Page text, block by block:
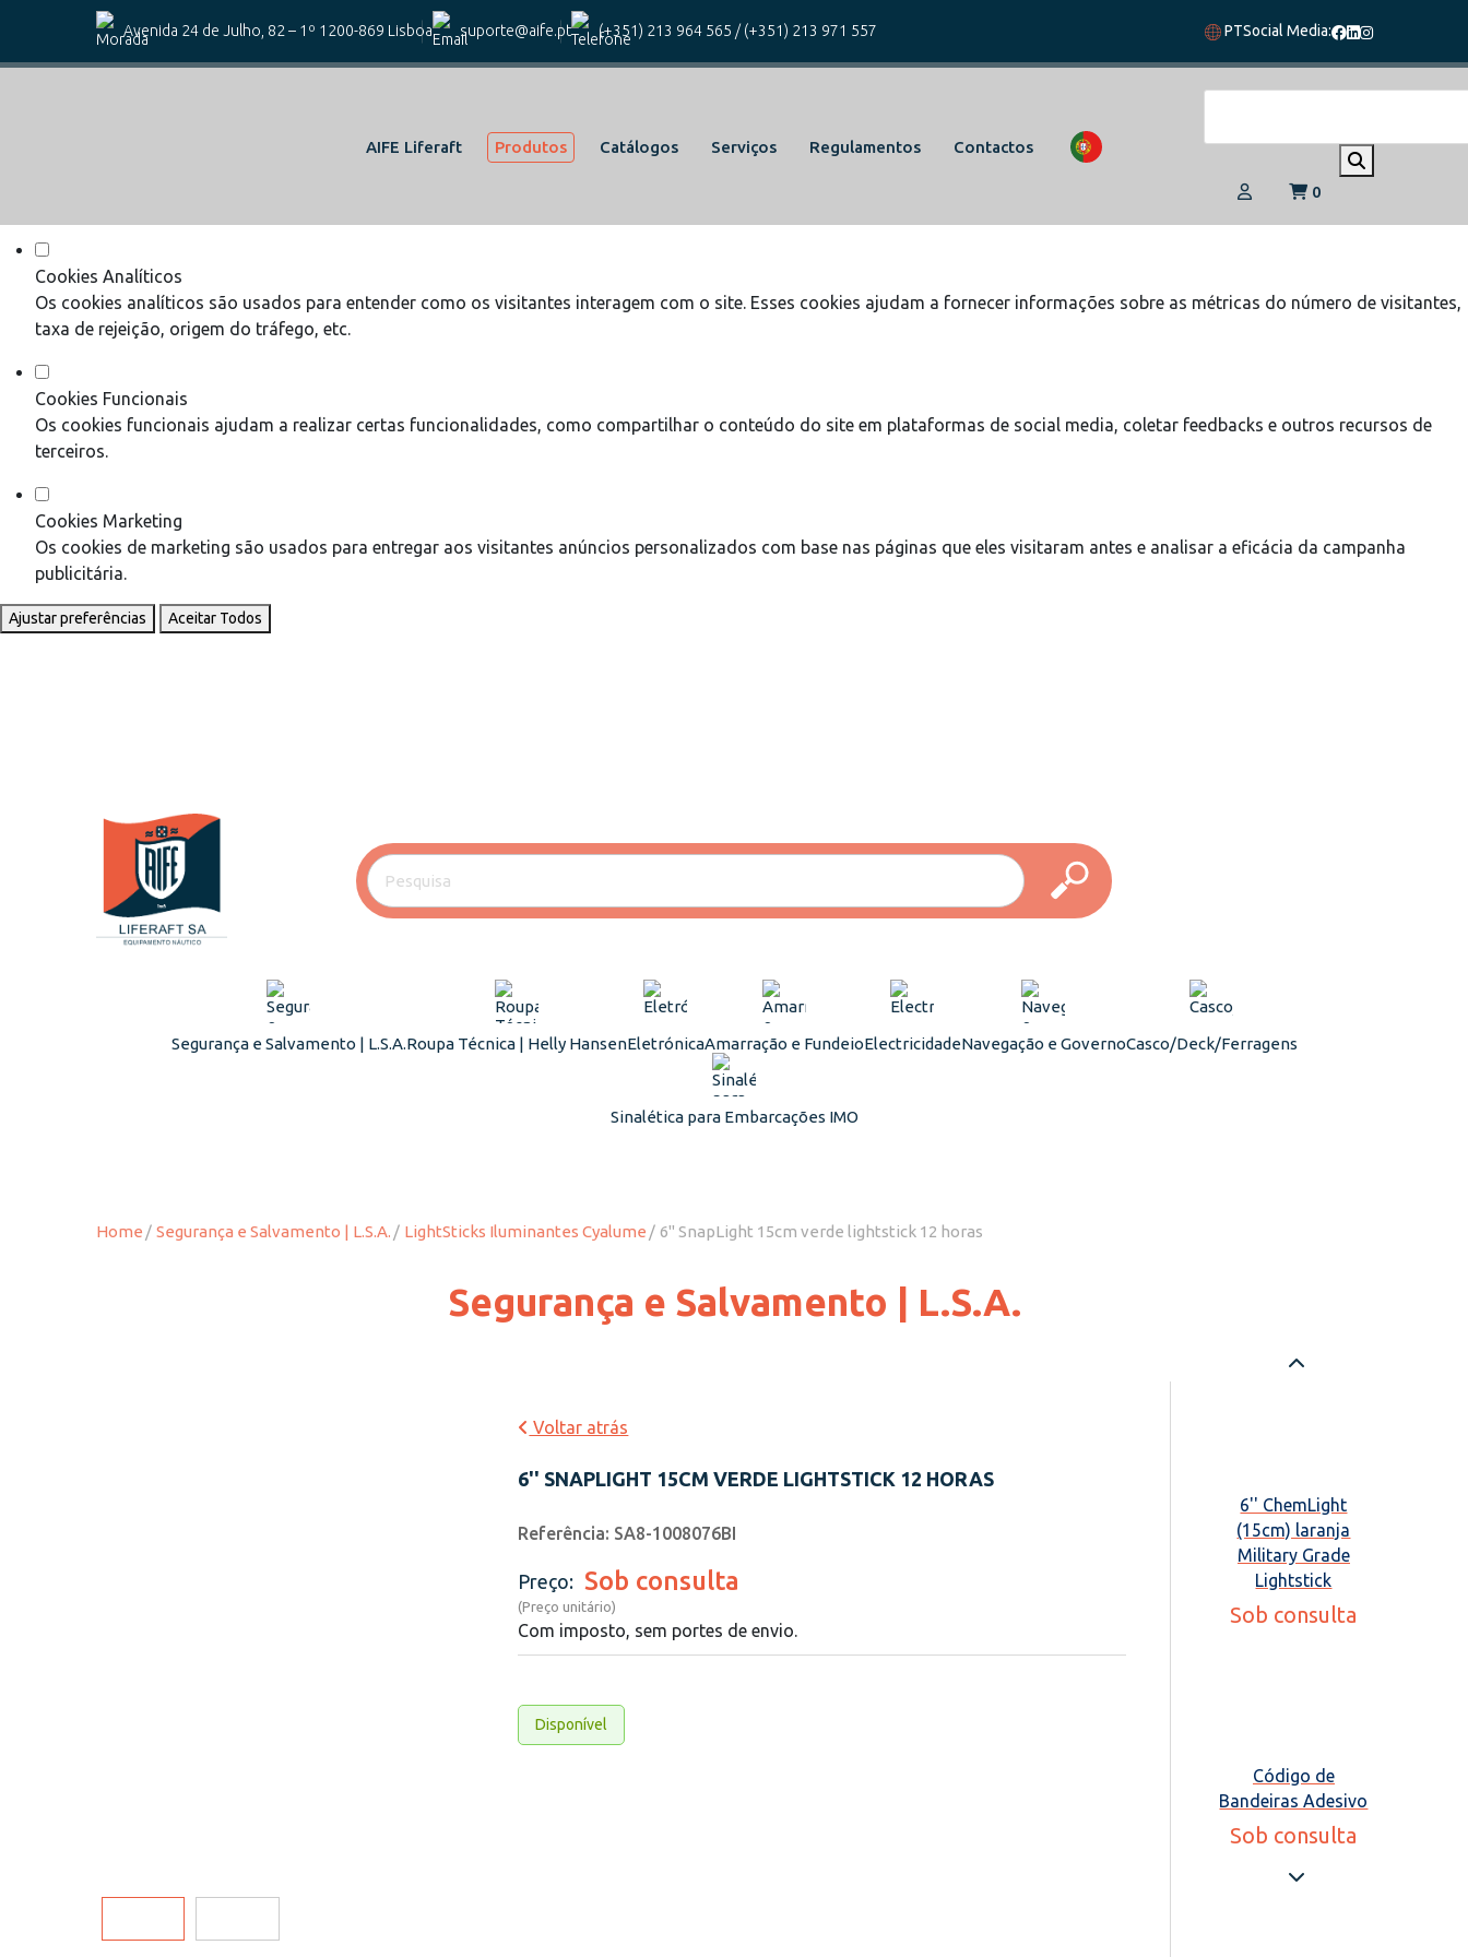
Defina as suas preferências de cookies para este website.
Este website utiliza cookies estritamente necessários, analíticos e funcionais, para lhe oferecer uma boa experiência de navegação e acesso a todas as funcionalidades.
Cookies Analíticos
Os cookies analíticos são usados para entender como os visitantes interagem com o site. Esses cookies ajudam a fornecer informações sobre as métricas do número de visitantes,
taxa de rejeição, origem do tráfego, etc.
Cookies Funcionais
Os cookies funcionais ajudam a realizar certas funcionalidades, como compartilhar o conteúdo do site em plataformas de social media, coletar feedbacks e outros recursos de
terceiros.
Cookies Marketing
Os cookies de marketing são usados para entregar aos visitantes anúncios personalizados com base nas páginas que eles visitaram antes e analisar a eficácia da campanha
publicitária.
Ajustar preferências Aceitar Todos
Avenida 24 de Julho, 82 – 1º 1200-869 Lisboa suporte@aife.pt (+351) 213 964 565 / (+351) 213 971 557 PTSocial Media:
AIFE Liferaft Produtos Catálogos Serviços Regulamentos Contactos
0
Segurança e Salvamento | L.S.A.Roupa Técnica | Helly HansenEletrónicaAmarração e FundeioElectricidadeNavegação e GovernoCasco/Deck/Ferragens
Sinalética para Embarcações IMO
Home Segurança e Salvamento | L.S.A. LightSticks Iluminantes Cyalume 6'' SnapLight 15cm verde lightstick 12 horas
Segurança e Salvamento | L.S.A.
Voltar atrás
6'' SNAPLIGHT 15CM VERDE LIGHTSTICK 12 HORAS
Referência: SA8-1008076BI
Preço: Sob consulta
(Preço unitário)
Com imposto, sem portes de envio.
Disponível
6'' ChemLight
(15cm) laranja
Military Grade
Lightstick
Sob consulta
Código de
Bandeiras Adesivo
Sob consulta